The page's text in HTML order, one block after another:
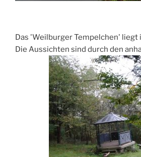
Das 'Weilburger Tempelchen' liegt
Die Aussichten sind durch den